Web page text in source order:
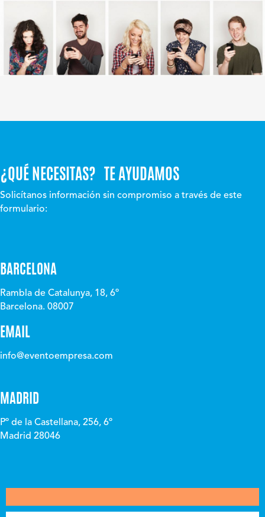
¿QUÉ NECESITAS? TE AYUDAMOS
Solicítanos información sin compromiso a través de este
formulario:
BARCELONA
Rambla de Catalunya, 18, 6º
Barcelona. 08007
EMAIL
info@eventoempresa.com
MADRID
Pº de la Castellana, 256, 6º
Madrid 28046